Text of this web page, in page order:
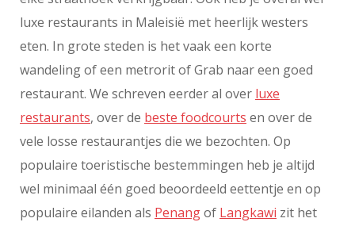
luxe restaurants in Maleisië met heerlijk westers
eten. In grote steden is het vaak een korte
wandeling of een metrorit of Grab naar een goed
restaurant. We schreven eerder al over luxe
restaurants, over de beste foodcourts en over de
vele losse restaurantjes die we bezochten. Op
populaire toeristische bestemmingen heb je altijd
wel minimaal één goed beoordeeld eettentje en op
populaire eilanden als Penangof Langkawi zit het